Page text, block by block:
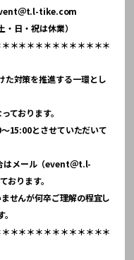
＠t.l-tike.com
日・祝は休業）
＊＊＊＊＊＊＊＊＊＊＊＊
対策を推進する一環とし
ております。
15:00とさせていただいて
はメール（event＠t.l-
ります。
せんが何卒ご理解の程宜し
＊＊＊＊＊＊＊＊＊＊＊＊